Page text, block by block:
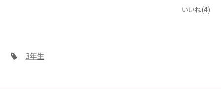
いいね(4)
3年生